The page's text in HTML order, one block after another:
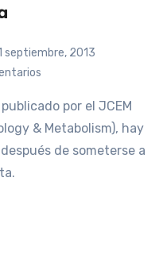
septiembre, 2013
& Metabolism), hay
de someterse a